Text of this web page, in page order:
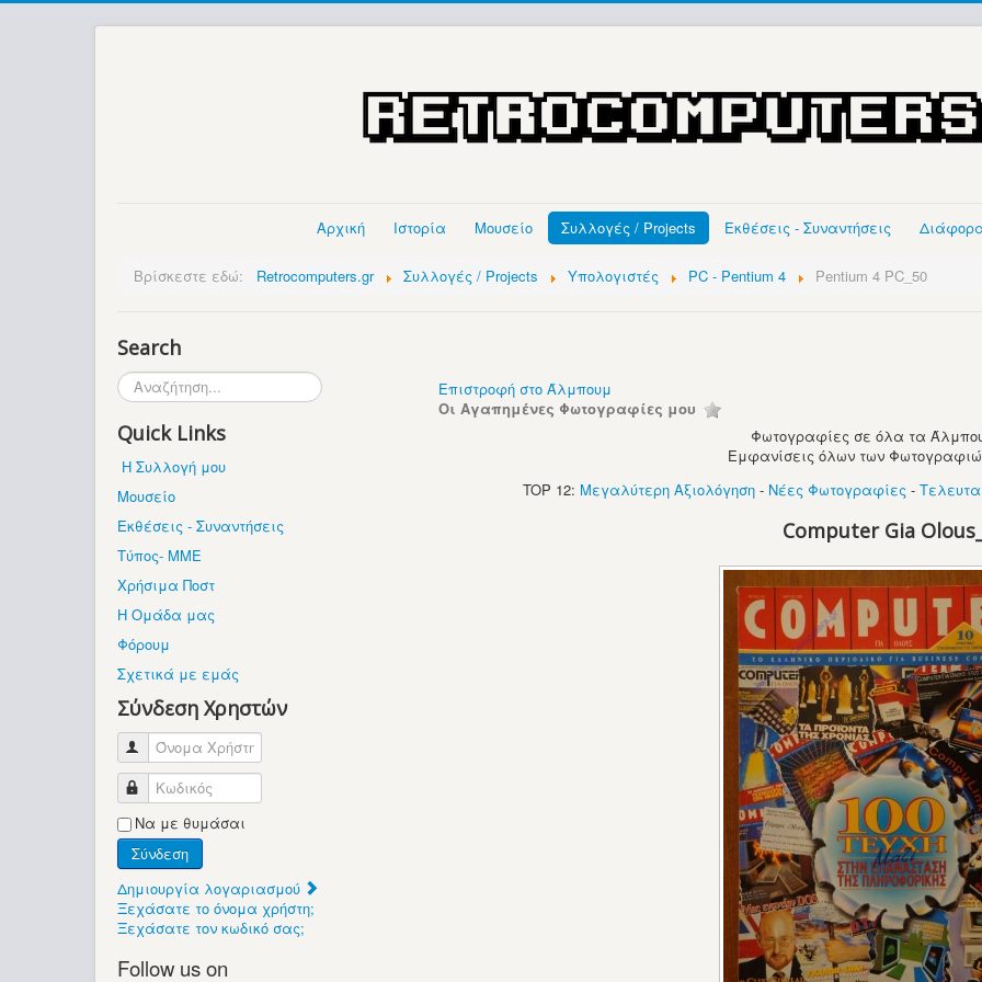
Αρχική Ιστορία Μουσείο Συλλογές / Projects Εκθέσεις - Συναντήσεις
Βρίσκεστε εδώ: Retrocomputers.gr Συλλογές / Projects Υπολογιστές PC - Pentium 4 Pentium 4 PC_50
Search
Αναζήτηση...
Quick Links
Η Συλλογή μου
Μουσείο
Εκθέσεις - Συναντήσεις
Τύπος- ΜΜΕ
Χρήσιμα Ποστ
Η Ομάδα μας
Φόρουμ
Σχετικά με εμάς
Σύνδεση Χρηστών
Όνομα Χρήστη
Κωδικός
Να με θυμάσαι
Σύνδεση
Δημιουργία λογαριασμού
Ξεχάσατε το όνομα χρήστη;
Ξεχάσατε τον κωδικό σας;
Follow us on
Επιστροφή στο Άλμπουμ
Οι Αγαπημένες Φωτογραφίες μου
Φωτογραφίες σε όλα τα
Εμφανίσεις όλων των
TOP 12: Μεγαλύτερη Αξιολόγηση- Νέες Φωτογραφίες -
Computer Gia